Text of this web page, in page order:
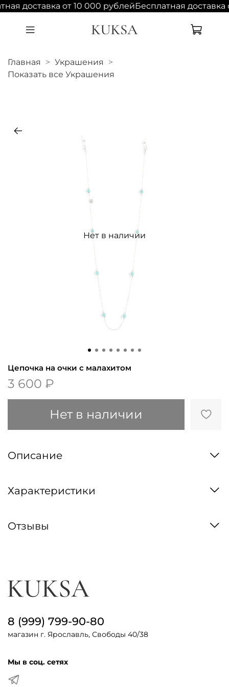
доставка от 10 000 рублейБесплатная доставка
Главная
Украшения
Показать все Украшения
Нет в наличии
Цепочка на очки с малахитом
3 600 ₽
Нет в наличии
Описание
Характеристики
Отзывы
8 (999) 799-90-80
магазин г. Ярославль, Свободы 40/38
Мы в соц. сетях